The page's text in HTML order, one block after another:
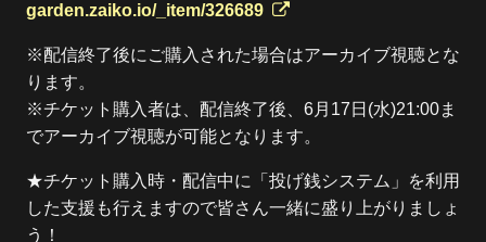
garden.zaiko.io/_item/326689
※配信終了後にご購入された場合はアーカイブ視聴とな
ります。
※チケット購入者は、配信終了後、6月17日(水)21:00ま
でアーカイブ視聴が可能となります。
★チケット購入時・配信中に「投げ銭システム」を利用
した支援も行えますので皆さん一緒に盛り上がりましょ
う！